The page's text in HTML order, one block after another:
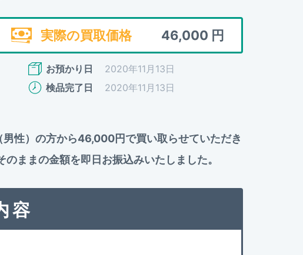
実際の買取価格 46,000 円
お預かり日
2020年11月13日
検品完了日
2020年11月13日
性）の方から46,000円で買い取らせていただき
ままの金額を即日お振込みいたしました。
容